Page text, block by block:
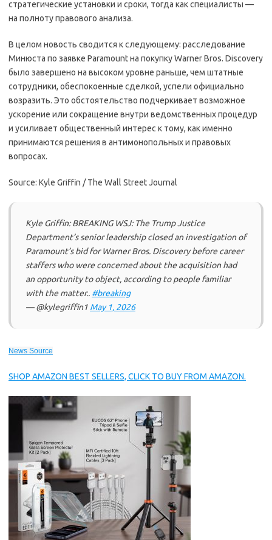
стратегические установки и сроки, тогда как специалисты —
на полноту правового анализа.
В целом новость сводится к следующему: расследование
Минюста по заявке Paramount на покупку Warner Bros. Discovery
было завершено на высоком уровне раньше, чем штатные
сотрудники, обеспокоенные сделкой, успели официально
возразить. Это обстоятельство подчеркивает возможное
ускорение или сокращение внутри ведомственных процедур
и усиливает общественный интерес к тому, как именно
принимаются решения в антимонопольных и правовых
вопросах.
Source: Kyle Griffin / The Wall Street Journal
Kyle Griffin: BREAKING WSJ: The Trump Justice
Department’s senior leadership closed an investigation of
Paramount’s bid for Warner Bros. Discovery before career
staffers who were concerned about the acquisition had
an opportunity to object, according to people familiar
with the matter.. #breaking
— @kylegriffin1 May 1, 2026
News Source
SHOP AMAZON BEST SELLERS, CLICK TO BUY FROM AMAZON.